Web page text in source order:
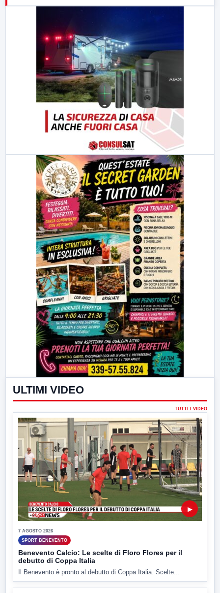
ULTIMI VIDEO
TUTTI I VIDEO
▶
7 AGOSTO 2026
SPORT BENEVENTO
Benevento Calcio: Le scelte di Floro Flores per il
debutto di Coppa Italia
Il Benevento è pronto al debutto di Coppa Italia. Scelte...